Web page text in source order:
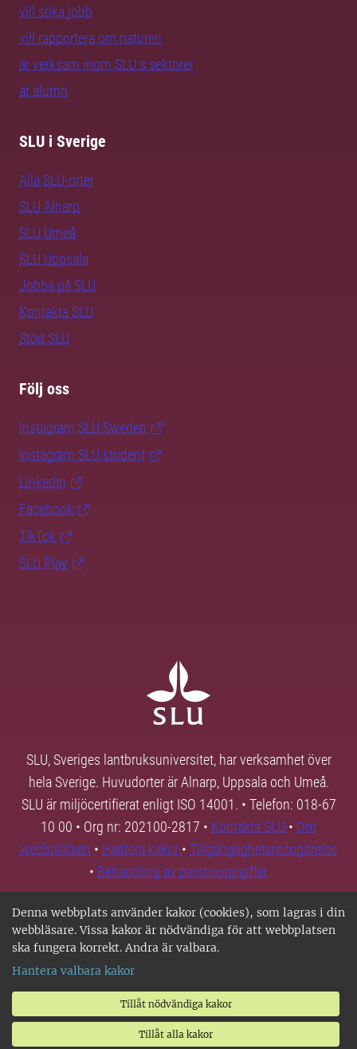
Denna webbplats använder kakor (cookies), som lagras i din
webbläsare. Vissa kakor är nödvändiga för att webbplatsen
ska fungera korrekt. Andra är valbara.
Hantera valbara kakor
Tillåt nödvändiga kakor
Tillåt alla kakor
vill söka jobb
vill rapportera om naturen
är verksam inom SLU:s sektorer
är alumn
SLU i Sverige
Alla SLU-orter
SLU Alnarp
SLU Umeå
SLU Uppsala
Jobba på SLU
Kontakta SLU
Stöd SLU
Följ oss
Instagram SLU.Sweden
Instagram SLU.student
LinkedIn
Facebook
TikTok
SLU Play
SLU, Sveriges lantbruksuniversitet, har verksamhet över
hela Sverige. Huvudorter är Alnarp, Uppsala och Umeå.
SLU är miljöcertifierat enligt ISO 14001. • Telefon: 018-67
10 00 • Org nr: 202100-2817 • Kontakta SLU • Om
webbplatsen • Hantera kakor • Tillgänglighetsredogörelse
• Behandling av personuppgifter